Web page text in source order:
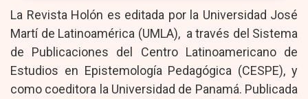
La Revista Holón es editada por la Universidad José
Martí de Latinoamérica (UMLA), a través del Sistema
de Publicaciones del Centro Latinoamericano de
Estudios en Epistemología Pedagógica (CESPE), y
como coeditora la Universidad de Panamá. Publicada